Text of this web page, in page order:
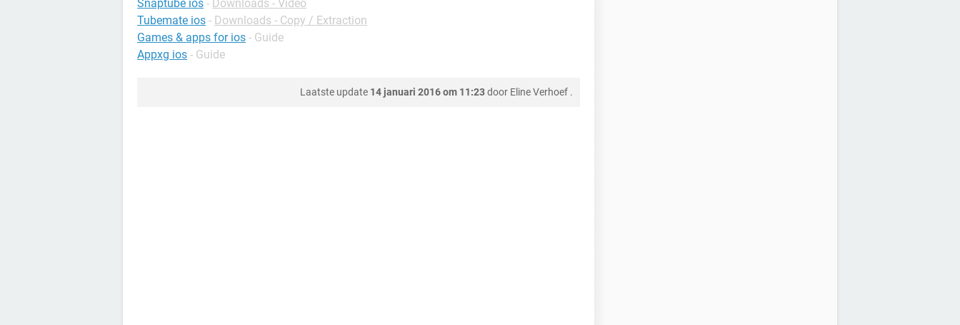
Snaptube ios - Downloads - Video
Tubemate ios - Downloads - Copy / Extraction
Games & apps for ios - Guide
Appxg ios - Guide
Laatste update 14 januari 2016 om 11:23door Eline Verhoef .